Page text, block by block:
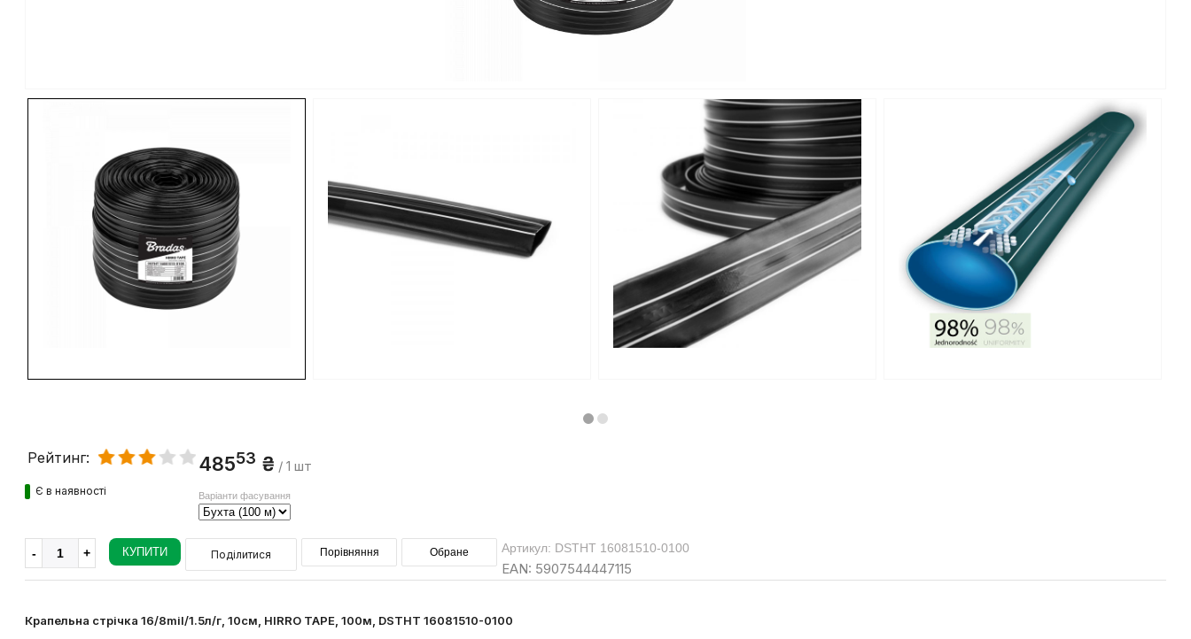
Рейтинг:
Є в наявності
48553 ₴ / 1 шт
Варіанти фасування
КУПИТИ Поділитися Порівняння Обране Артикул: DSTHT 16081510-0100
EAN: 5907544447115
Крапельна стрічка 16/8mil/1.5л/г, 10см, HIRRO TAPE, 100м, DSTHT 16081510-0100